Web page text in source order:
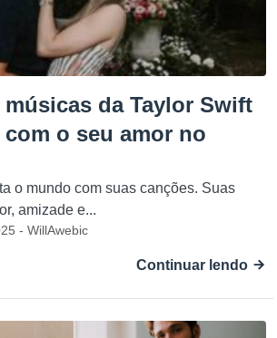
músicas da Taylor Swift
o seu amor no
o mundo com suas canções. Suas
amizade e...
- WillAwebic
Continuar lendo